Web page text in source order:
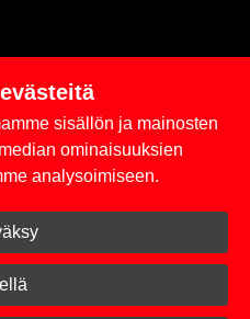
sisällön ja mainosten
ominaisuuksien
analysoimiseen.